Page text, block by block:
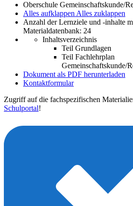
Oberschule Gemeinschaftskunde/
Alles aufklappen Alles zuklappen
Anzahl der Lernziele und -inhalte
Materialdatenbank: 24
Inhaltsverzeichnis
Teil Grundlagen
Teil Fachlehrplan
Gemeinschaftskunde/
Dokument als PDF herunterladen
Kontaktformular
Zugriff auf die fachspezifischen
Schulportal!